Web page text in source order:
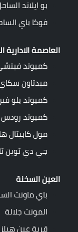
بو ايلاند
فوكا باي
العاصمة الادارية
كمبوند
ميدتاون
كمبوند بلو
كمبوند رودس
مول كابيتال
جي دي توين
العين السخنة
باي ماونت
المونت جلالة
قرية عين هيلز